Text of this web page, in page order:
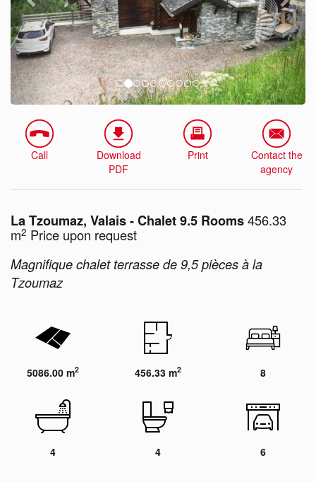
Call
Download
PDF
Print
Contact the
agency
La Tzoumaz, Valais - Chalet 9.5 Rooms456.33
m2 Price upon request
Magnifique chalet terrasse de 9,5 pièces à la
Tzoumaz
5086.00 m2 456.33 m2 8
4 4 6